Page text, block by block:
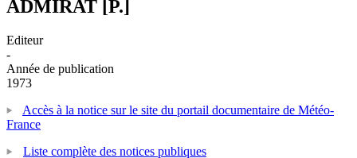
ADMIRAT [P.]
Editeur
-
Année de publication
1973
Accès à la notice sur le site du portail documentaire de Météo-
France
Liste complète des notices publiques